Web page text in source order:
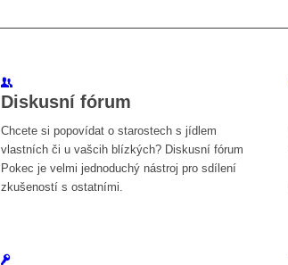
Diskusní fórum
Chcete si popovídat o starostech s jídlem
vlastních či u vašcih blízkých? Diskusní fórum
Pokec je velmi jednoduchý nástroj pro sdílení
zkušeností s ostatními.